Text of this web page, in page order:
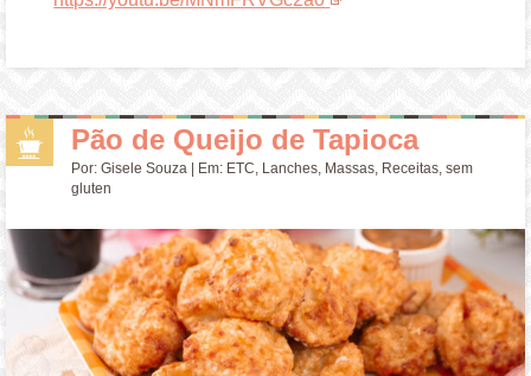
Pão de Queijo de Tapioca
Por:Gisele Souza | Em: ETC Lanches Massas Receitas ,sem
gluten